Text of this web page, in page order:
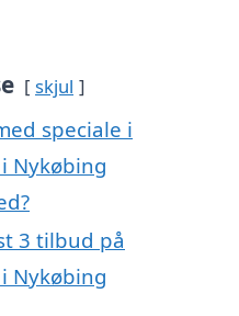
skjul
speciale i
Nykøbing
3 tilbud på
Nykøbing